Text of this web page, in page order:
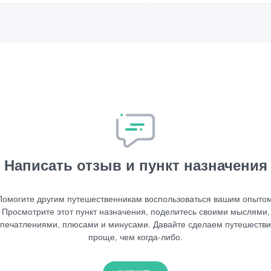
Написать отзыв и пункт назначения
другим путешественникам воспользоваться вашим
Просмотрите этот пункт назначения, поделитесь своими мыслями,
плюсами и минусами. Давайте сделаем
проще, чем когда-либо.